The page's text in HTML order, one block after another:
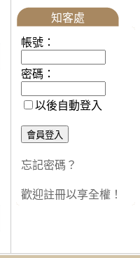
知客處
帳號：
密碼：
以後自動登入
忘記密碼？
歡迎註冊以享全權！